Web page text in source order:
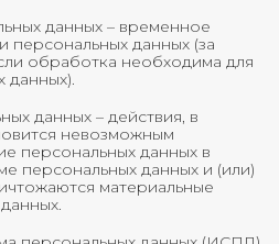
данных – временное
данных (за
обработка необходима для
данных).
данных – действия, в
невозможным
персональных данных в
персональных данных и (или)
материальные